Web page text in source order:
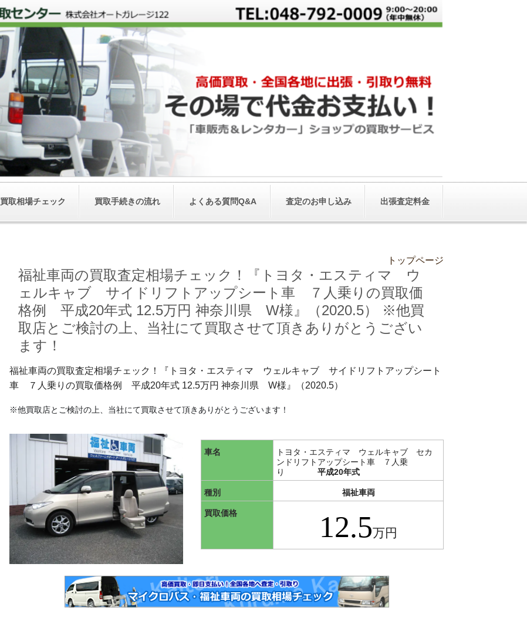
買取相場チェック 買取手続きの流れ よくある質問Q&A 査定のお申し込み 出張査定料金
トップページ
福祉車両の買取査定相場チェック！『トヨタ・エスティマ ウ
ェルキャブ サイドリフトアップシート車 ７人乗りの買取価
格例 平成20年式 12.5万円 神奈川県 W様』（2020.5） ※他買
取店とご検討の上、当社にて買取させて頂きありがとうござい
ます！
福祉車両の買取査定相場チェック！『トヨタ・エスティマ ウェルキャブ サイドリフトアップシート
車 ７人乗りの買取価格例 平成20年式 12.5万円 神奈川県 W様』（2020.5）
※他買取店とご検討の上、当社にて買取させて頂きありがとうございます！
車名
トヨタ・エスティマ ウェルキャブ セカ
ンドリフトアップシート車 ７人乗
り 平成20年式
種別 福祉車両
買取価格 12.5万円